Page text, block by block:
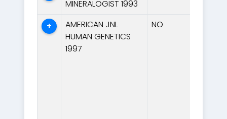
MINERALOGIST 1993
+
AMERICAN JNL
HUMAN GENETICS
1997
NO